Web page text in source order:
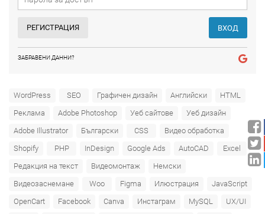
РЕГИСТРАЦИЯ ВХОД
ЗАБРАВЕНИ ДАННИ?
WordPress SEO Графичен дизайн Английски
HTML
Реклама
Adobe Photoshop Уеб сайтове
Уеб дизайн
Adobe Illustrator
Български CSS
Видео обработка
Shopify
PHP InDesign Google Ads AutoCAD
Excel
Редакция на текст
Видеомонтаж
Немски
Видеозаснемане
Woo Figma Илюстрация
JavaScript
OpenCart
Facebook Canva Инстаграм MySQL
UX/UI